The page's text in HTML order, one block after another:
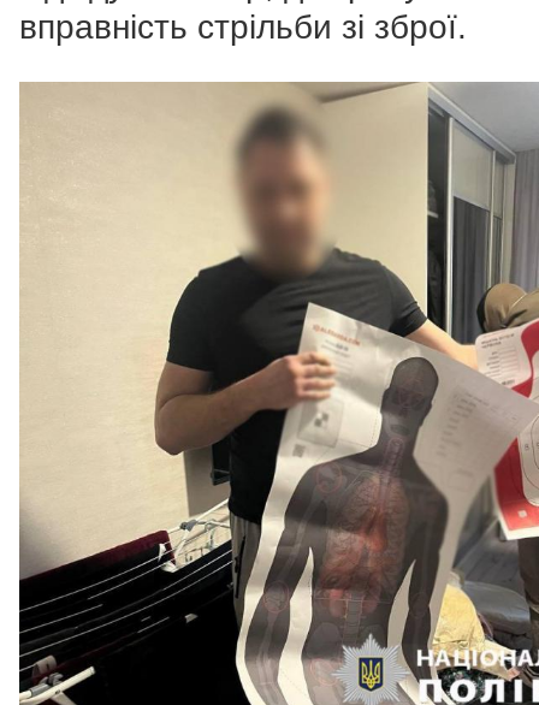
вправність стрільби зі зброї.